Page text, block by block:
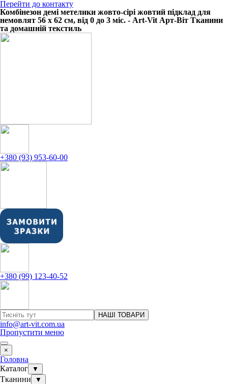
Перейти до контакту
Комбінезон демі метелики жовто-сірі жовтий підклад для
немовлят 56 х 62 см, від 0 до 3 міс. - Art-Vit Арт-Віт Тканини
та домашній текстиль
+380 (93) 953-60-00
+380 (99) 123-40-52
НАШІ ТОВАРИ
info@art-vit.com.ua
Пропустити меню
×
Головна
Каталог
▼
Тканини ▼